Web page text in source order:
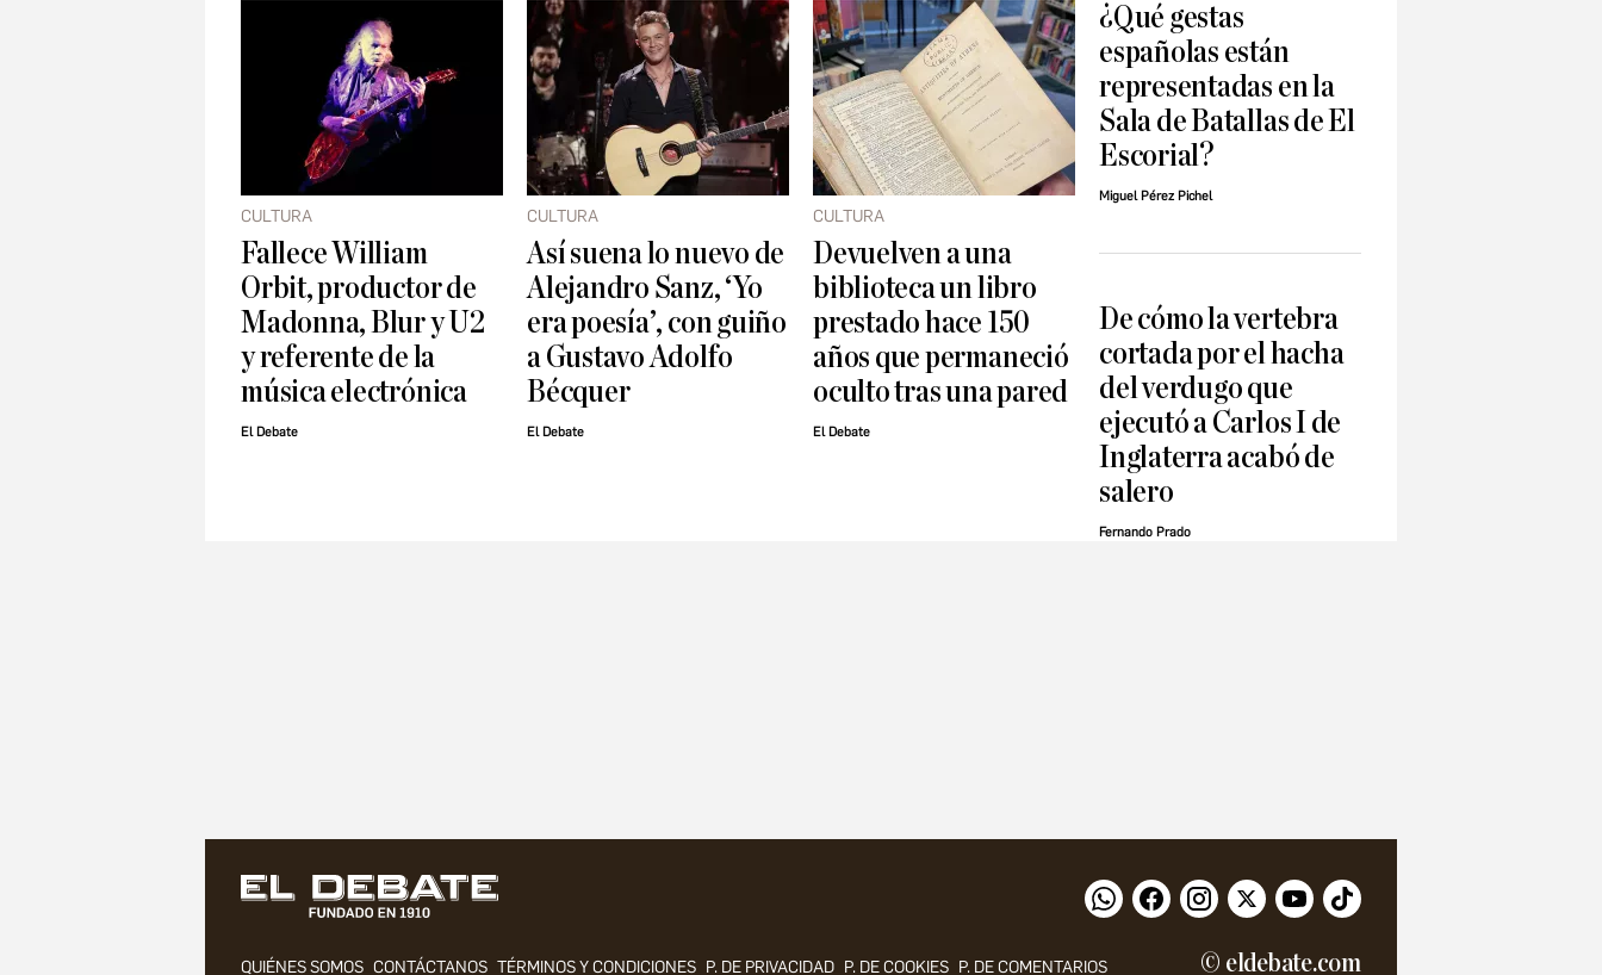
CULTURA
Fallece William
Orbit, productor de
Madonna, Blur y U2
y referente de la
música electrónica
El Debate
CULTURA
Así suena lo nuevo de
Alejandro Sanz, ‘Yo
era poesía’, con guiño
a Gustavo Adolfo
Bécquer
El Debate
CULTURA
Devuelven a una
biblioteca un libro
prestado hace 150
años que permaneció
oculto tras una pared
El Debate
¿Qué gestas
españolas están
representadas en la
Sala de Batallas de El
Escorial?
Miguel Pérez Pichel
De cómo la vertebra
cortada por el hacha
del verdugo que
ejecutó a Carlos I de
Inglaterra acabó de
salero
Fernando Prado
QUIÉNES SOMOS CONTÁCTANOS TÉRMINOS Y CONDICIONES P. DE PRIVACIDAD P. DE COOKIES P. DE COMENTARIOS © eldebate.com